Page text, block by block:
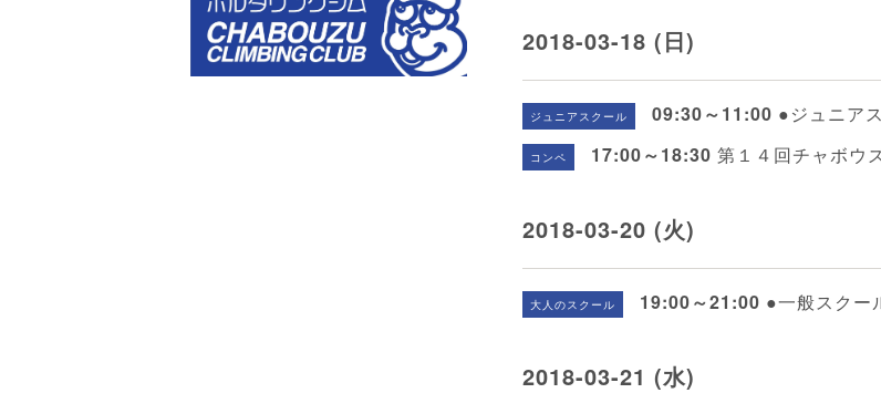
2018-03-18 (日)
ジュニアスクール 09:30～11:00 ●ジュニ
コンペ 17:00～18:30 第１４回チャボウ
2018-03-20 (火)
大人のスクール 19:00～21:00 ●一般スク
2018-03-21 (水)